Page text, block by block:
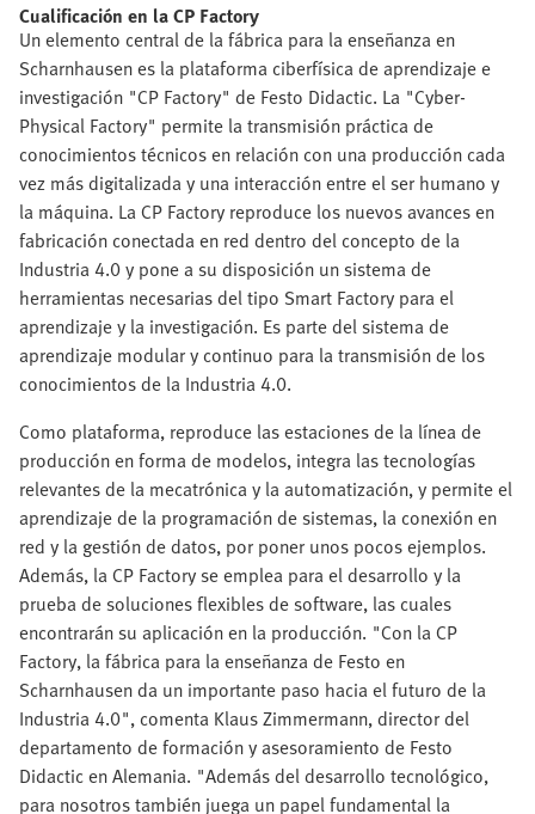
Cualificación en la CP Factory
Un elemento central de la fábrica para la enseñanza en
Scharnhausen es la plataforma ciberfísica de aprendizaje e
investigación "CP Factory" de Festo Didactic. La "Cyber-
Physical Factory" permite la transmisión práctica de
conocimientos técnicos en relación con una producción cada
vez más digitalizada y una interacción entre el ser humano y
la máquina. La CP Factory reproduce los nuevos avances en
fabricación conectada en red dentro del concepto de la
Industria 4.0 y pone a su disposición un sistema de
herramientas necesarias del tipo Smart Factory para el
aprendizaje y la investigación. Es parte del sistema de
aprendizaje modular y continuo para la transmisión de los
conocimientos de la Industria 4.0.
Como plataforma, reproduce las estaciones de la línea de
producción en forma de modelos, integra las tecnologías
relevantes de la mecatrónica y la automatización, y permite el
aprendizaje de la programación de sistemas, la conexión en
red y la gestión de datos, por poner unos pocos ejemplos.
Además, la CP Factory se emplea para el desarrollo y la
prueba de soluciones flexibles de software, las cuales
encontrarán su aplicación en la producción. "Con la CP
Factory, la fábrica para la enseñanza de Festo en
Scharnhausen da un importante paso hacia el futuro de la
Industria 4.0", comenta Klaus Zimmermann, director del
departamento de formación y asesoramiento de Festo
Didactic en Alemania. "Además del desarrollo tecnológico,
para nosotros también juega un papel fundamental la